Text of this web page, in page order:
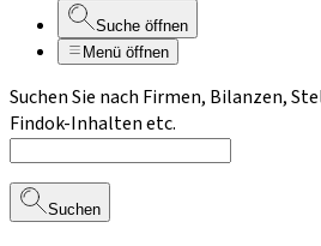
Suche öffnen
Menü öffnen
Suchen Sie nach Firmen, Bilanzen,
Findok-Inhalten etc.
Suchen